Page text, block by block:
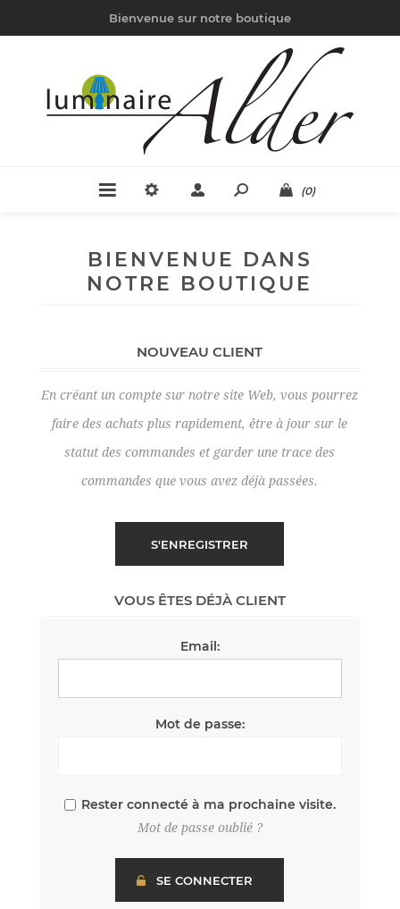
Bienvenue sur notre boutique
(0)
BIENVENUE DANS
NOTRE BOUTIQUE
NOUVEAU CLIENT
En créant un compte sur notre site Web, vous pourrez
faire des achats plus rapidement, être à jour sur le
statut des commandes et garder une trace des
commandes que vous avez déjà passées.
VOUS ÊTES DÉJÀ CLIENT
Email:
Mot de passe:
Rester connecté à ma prochaine visite.
Mot de passe oublié ?